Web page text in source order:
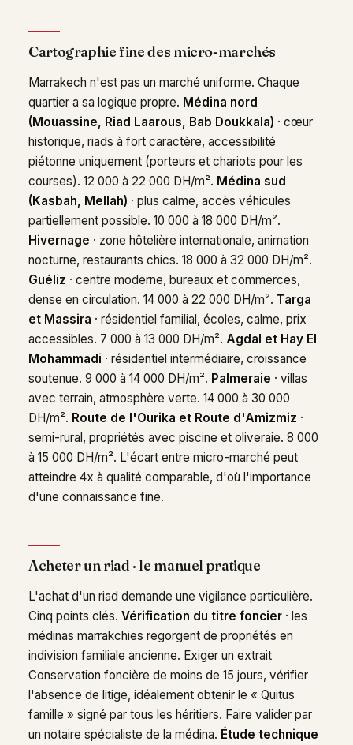
Cartographie fine des micro-marchés
Marrakech n'est pas un marché uniforme. Chaque
quartier a sa logique propre. Médina nord
(Mouassine, Riad Laarous, Bab Doukkala) · cœur
historique, riads à fort caractère, accessibilité
piétonne uniquement (porteurs et chariots pour les
courses). 12 000 à 22 000 DH/m². Médina sud
(Kasbah, Mellah) · plus calme, accès véhicules
partiellement possible. 10 000 à 18 000 DH/m².
Hivernage · zone hôtelière internationale, animation
nocturne, restaurants chics. 18 000 à 32 000 DH/m².
Guéliz · centre moderne, bureaux et commerces,
dense en circulation. 14 000 à 22 000 DH/m². Targa
et Massira · résidentiel familial, écoles, calme, prix
accessibles. 7 000 à 13 000 DH/m². Agdal et Hay El
Mohammadi · résidentiel intermédiaire, croissance
soutenue. 9 000 à 14 000 DH/m². Palmeraie · villas
avec terrain, atmosphère verte. 14 000 à 30 000
DH/m². Route de l'Ourika et Route d'Amizmiz ·
semi-rural, propriétés avec piscine et oliveraie. 8 000
à 15 000 DH/m². L'écart entre micro-marché peut
atteindre 4x à qualité comparable, d'où l'importance
d'une connaissance fine.
Acheter un riad · le manuel pratique
L'achat d'un riad demande une vigilance particulière.
Cinq points clés. Vérification du titre foncier · les
médinas marrakchies regorgent de propriétés en
indivision familiale ancienne. Exiger un extrait
Conservation foncière de moins de 15 jours, vérifier
l'absence de litige, idéalement obtenir le « Quitus
famille » signé par tous les héritiers. Faire valider par
un notaire spécialiste de la médina. Étude technique